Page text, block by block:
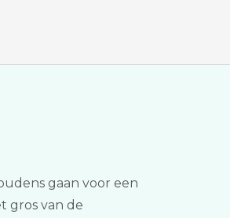
gaan voor een
gros van de